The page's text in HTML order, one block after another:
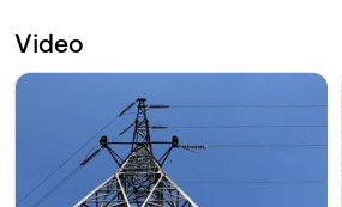
Video